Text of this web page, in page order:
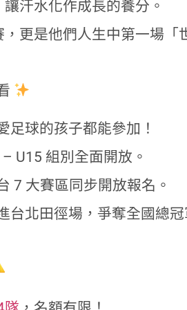
汗水化作成長的養分。
更是他們人生中第一場「
足球的孩子都能參加！
U15 組別全面開放。
7 大賽區同步開放報名。
台北田徑場，爭奪全國總冠